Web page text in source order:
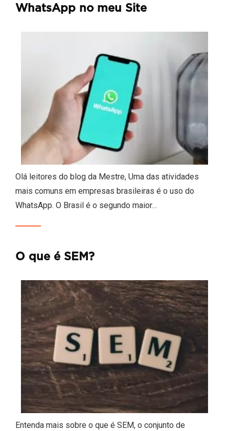
WhatsApp no meu Site
Olá leitores do blog da Mestre, Uma das atividades
mais comuns em empresas brasileiras é o uso do
WhatsApp. O Brasil é o segundo maior…
O que é SEM?
Entenda mais sobre o que é SEM, o conjunto de